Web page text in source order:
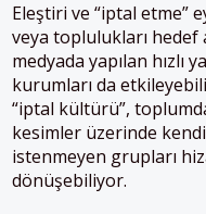
Eleştiri ve “iptal etme”
veya toplulukları hedef
medyada yapılan hızlı
kurumları da
“iptal kültürü”,
kesimler üzerinde
istenmeyen grupları
dönüşebiliyor.